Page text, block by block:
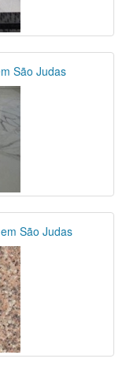
São Judas
São Judas